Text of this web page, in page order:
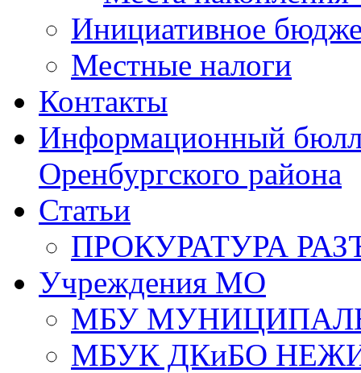
Инициативное
Местные налоги
Контакты
Информационный
Оренбургского района
Статьи
ПРОКУРАТУРА
Учреждения МО
МБУ
МБУК ДКиБО